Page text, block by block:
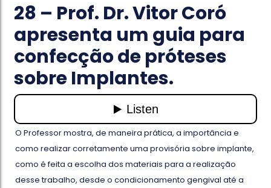
28 – Prof. Dr. Vitor Coró
apresenta um guia para
confecção de próteses
sobre Implantes.
O Professor mostra, de maneira prática, a importância e
como realizar corretamente uma provisória sobre implante,
como é feita a escolha dos materiais para a realização
desse trabalho, desde o condicionamento gengival até a